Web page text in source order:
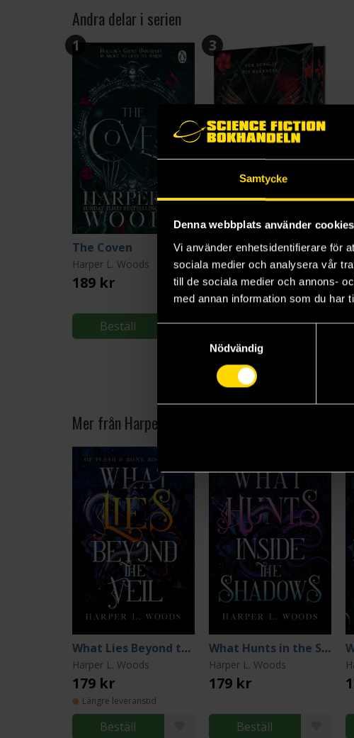
Samtycke
Denna webbplats använder cookies
Vi använder enhetsidentifierare för
sociala medier och analysera vår
till de sociala medier och annons-
med annan information som du har
Nödvändig
Andra delar i serien
1
The Coven
Harper L. Woods
189 kr
Beställ
3
The Damned (Special Edition)
Harper L. Woods
399 kr
Beställ
Mer från Harper L. Woods
What Lies Beyond the Veil
Harper L. Woods
179 kr
Längre leveranstid
Beställ
What Hunts in the Shadow
Harper L. Woods
179 kr
Beställ